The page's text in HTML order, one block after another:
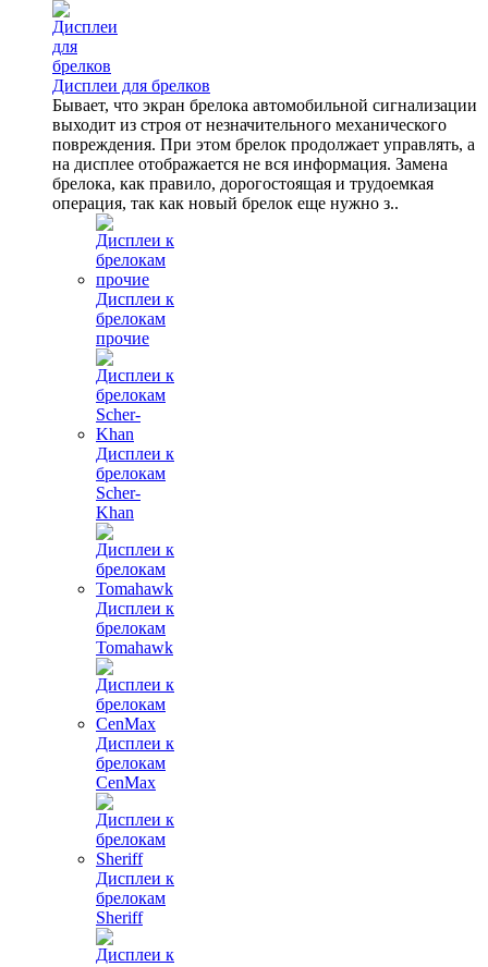
Дисплеи для брелков
Бывает, что экран брелока автомобильной сигнализации
выходит из строя от незначительного механического
повреждения. При этом брелок продолжает управлять, а
на дисплее отображается не вся информация. Замена
брелока, как правило, дорогостоящая и трудоемкая
операция, так как новый брелок еще нужно з..
Дисплеи к
брелокам
прочие
Дисплеи к
брелокам
Scher-
Khan
Дисплеи к
брелокам
Tomahawk
Дисплеи к
брелокам
CenMax
Дисплеи к
брелокам
Sheriff